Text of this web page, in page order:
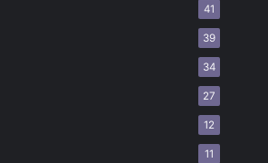
41
39
34
27
12
11